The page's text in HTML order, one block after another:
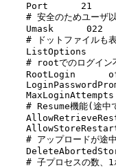
Port      21
# 安全のためユーザ
Umask      022
# ドットファイルも表
ListOptions
# rootでのログイン
RootLogin
MaxLoginAttempts
# Resume機能(途中
# アップロードが途
# 子プロセスの数、1